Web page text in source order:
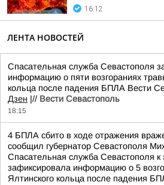
16:12
ЛЕНТА НОВОСТЕЙ
Спасательная служба Севастополя
информацию о пяти возгораниях
кольца после падения БПЛА Вести
Дзен |// Вести Севастополь
18:15
4 БПЛА сбито в ходе отражения
сообщил губернатор Севастополя
Спасательная служба Севастополя к
зафиксировала информацию о 5
Ялтинского кольца после падения